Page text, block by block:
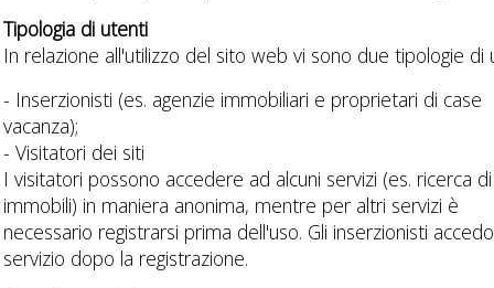
Tipologia di utenti
In relazione all'utilizzo del sito web vi sono due tipologie di
- Inserzionisti (es. agenzie immobiliari e proprietari di case
vacanza);
- Visitatori dei siti
I visitatori possono accedere ad alcuni servizi (es. ricerca di
immobili) in maniera anonima, mentre per altri servizi è
necessario registrarsi prima dell'uso. Gli inserzionisti
servizio dopo la registrazione.